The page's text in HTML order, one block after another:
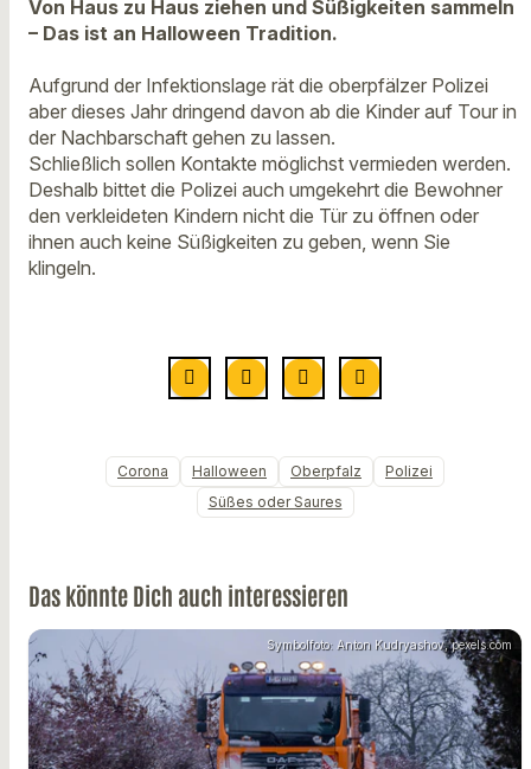
Von Haus zu Haus ziehen und Süßigkeiten sammeln
– Das ist an Halloween Tradition.
Aufgrund der Infektionslage rät die oberpfälzer Polizei
aber dieses Jahr dringend davon ab die Kinder auf Tour in
der Nachbarschaft gehen zu lassen.
Schließlich sollen Kontakte möglichst vermieden werden.
Deshalb bittet die Polizei auch umgekehrt die Bewohner
den verkleideten Kindern nicht die Tür zu öffnen oder
ihnen auch keine Süßigkeiten zu geben, wenn Sie
klingeln.
Corona Halloween Oberpfalz
Polizei
Süßes oder Saures
Das könnte Dich auch interessieren
Symbolfoto: Anton Kudryashov, pexels.com